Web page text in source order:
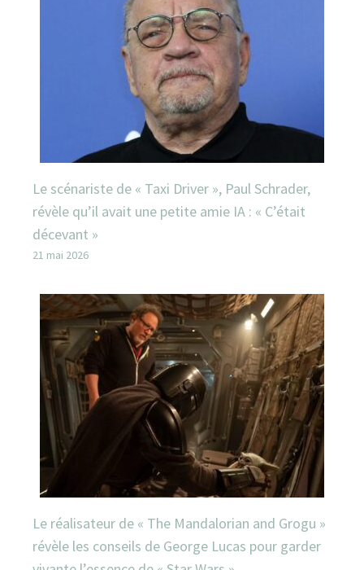
Le scénariste de « Taxi Driver », Paul Schrader,
révèle qu’il avait une petite amie IA : « C’était
décevant »
21 mai 2026
Le réalisateur de « The Mandalorian and Grogu »
révèle les conseils de George Lucas pour garder